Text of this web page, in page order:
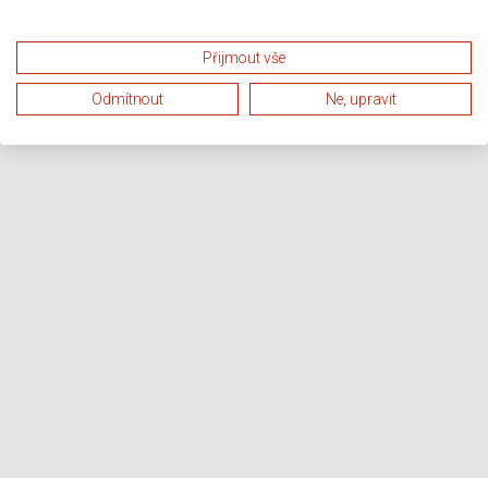
Přijmout vše
Odmítnout Ne, upravit